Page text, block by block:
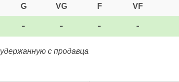
G VG F VF
- - - -
с продавца